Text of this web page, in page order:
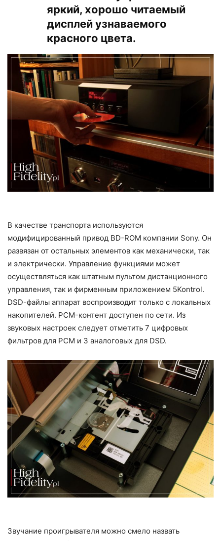
яркий, хорошо читаемый
дисплей узнаваемого
красного цвета.
В качестве транспорта используются
модифицированный привод BD-ROM компании Sony. Он
развязан от остальных элементов как механически, так
и электрически. Управление функциями может
осуществляться как штатным пультом дистанционного
управления, так и фирменным приложением 5Kontrol.
DSD-файлы аппарат воспроизводит только с локальных
накопителей. PCM-контент доступен по сети. Из
звуковых настроек следует отметить 7 цифровых
фильтров для PCM и 3 аналоговых для DSD.
Звучание проигрывателя можно смело назвать